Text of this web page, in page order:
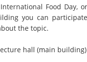
Food Day,
you can
the topic.
hall (main building)